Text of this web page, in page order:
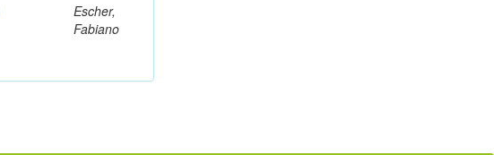
Escher,
Fabiano